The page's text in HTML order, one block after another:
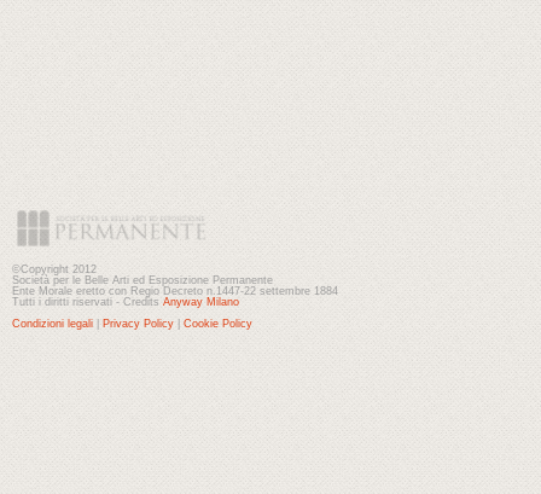
©Copyright 2012
Società per le Belle Arti ed Esposizione Permanente
Ente Morale eretto con Regio Decreto n.1447-22 settembre 1884
Tutti i diritti riservati - Credits Anyway Milano
Condizioni legali
Privacy Policy Cookie Policy